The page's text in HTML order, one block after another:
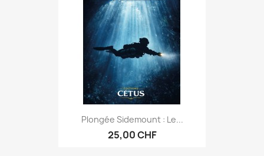
Plongée Sidemount : Le...
25,00 CHF